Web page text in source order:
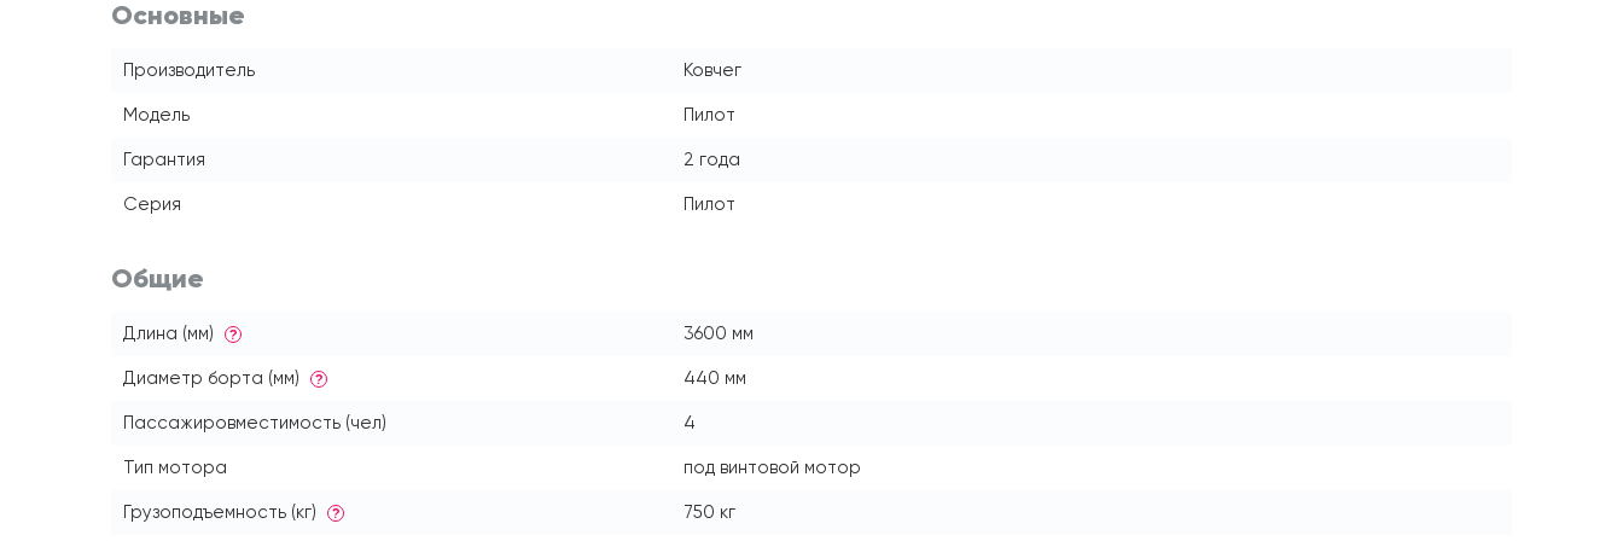
Основные
Производитель Ковчег
Модель Пилот
Гарантия 2 года
Серия Пилот
Общие
Длина (мм) ? 3600 мм
Диаметр борта (мм) ? 440 мм
Пассажировместимость (чел) 4
Тип мотора под винтовой мотор
Грузоподъемность (кг) ? 750 кг